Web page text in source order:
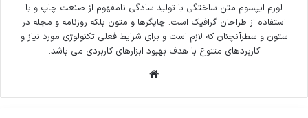
لورم ایپسوم متن ساختگی با تولید سادگی نامفهوم از صنعت چاپ و با
استفاده از طراحان گرافیک است. چاپگرها و متون بلکه روزنامه و مجله در
ستون و سطرآنچنان که لازم است و برای شرایط فعلی تکنولوژی مورد نیاز و
کاربردهای متنوع با هدف بهبود ابزارهای کاربردی می باشد.